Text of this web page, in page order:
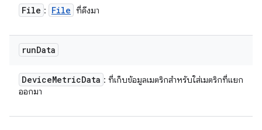
File : File ที่ดึงมา
runData
DeviceMetricData : ที่เก็บข้อมูลเมตริกสำหรับใส่เมตริกที่แยก
ออกมา